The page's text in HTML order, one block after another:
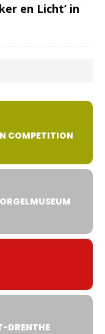
en Licht’ in
COMPETITION
DRENTHE